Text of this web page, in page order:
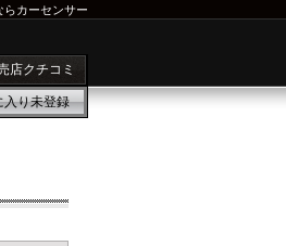
らカーセンサー
店クチコミ
入り未登録